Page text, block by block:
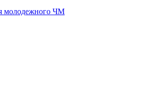
молодежного ЧМ